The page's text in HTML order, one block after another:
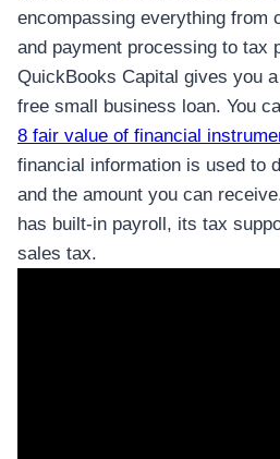
encompassing everything from
and payment processing to tax
QuickBooks Capital gives you
free small business loan. You
8 fair value of financial
financial information is used to
and the amount you can
has built-in payroll, its tax
sales tax.